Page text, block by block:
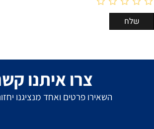
צרו איתנו
השאירו פרטים ואחד מנציגנו